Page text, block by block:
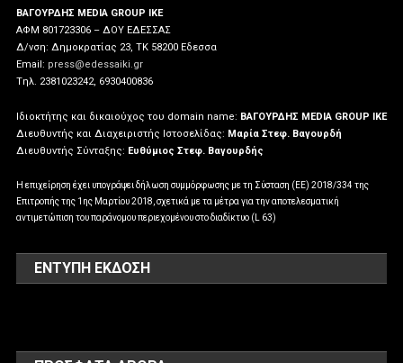
ΒΑΓΟΥΡΔΗΣ MEDIA GROUP IKE
ΑΦΜ 801723306 – ΔΟΥ ΕΔΕΣΣΑΣ
Δ/νση: Δημοκρατίας 23, ΤΚ 58200 Εδεσσα
Email: press@edessaiki.gr
Tηλ. 2381023242, 6930400836
Ιδιοκτήτης και δικαιούχος του domain name: ΒΑΓΟΥΡΔΗΣ MEDIA GROUP IKE
Διευθυντής και Διαχειριστής Ιστοσελίδας: Μαρία Στεφ. Βαγουρδή
Διευθυντής Σύνταξης: Ευθύμιος Στεφ. Βαγουρδής
Η επιχείρηση έχει υπογράψει δήλωση συμμόρφωσης με τη Σύσταση (ΕΕ) 2018/334 της
Επιτροπής της 1ης Μαρτίου 2018, σχετικά με τα μέτρα για την αποτελεσματική
αντιμετώπιση του παράνομου περιεχομένου στο διαδίκτυο (L 63)
ΕΝΤΥΠΗ ΕΚΔΟΣΗ